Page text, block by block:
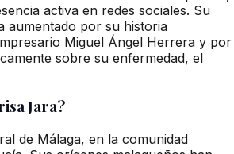
activa en redes sociales. Su
aumentado por su historia
Miguel Ángel Herrera y por
sobre su enfermedad, el
Jara?
de Málaga, en la comunidad